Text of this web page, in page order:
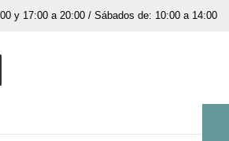
y 17:00 a 20:00 / Sábados de: 10:00 a 14:00